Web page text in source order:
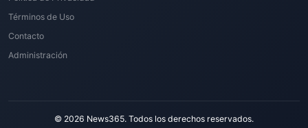
Términos de Uso
Contacto
Administración
© 2026 News365. Todos los derechos reservados.